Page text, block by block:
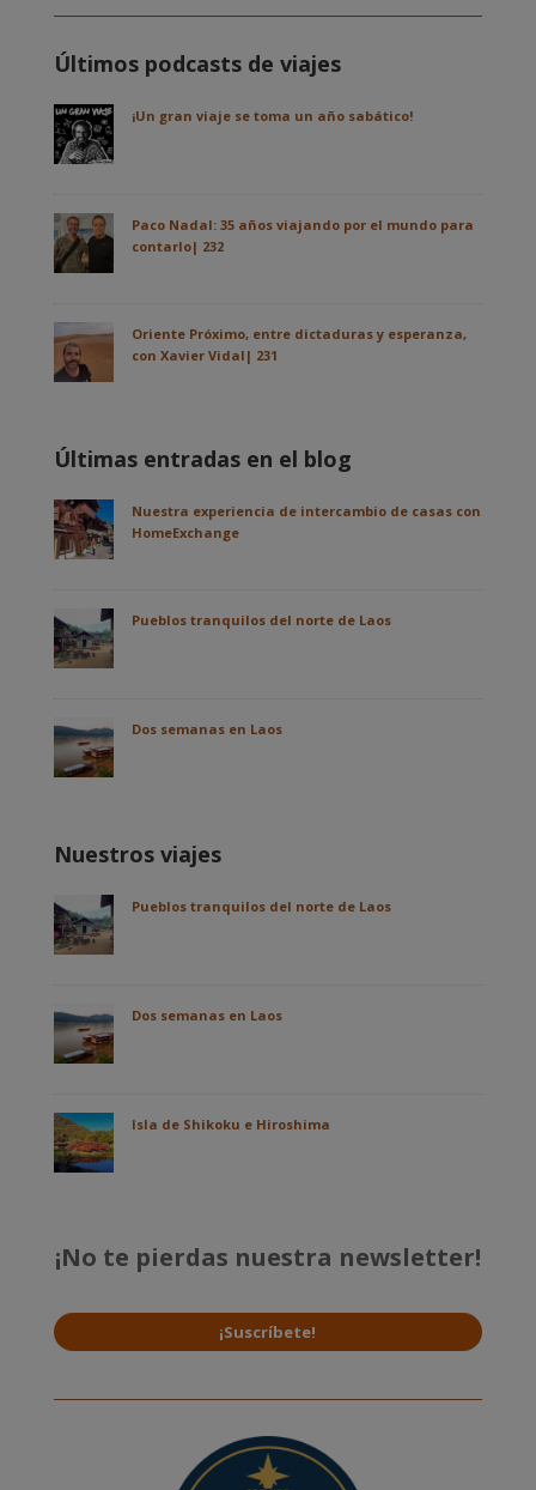
Últimos podcasts de viajes
¡Un gran viaje se toma un año sabático!
Paco Nadal: 35 años viajando por el mundo para
contarlo| 232
Oriente Próximo, entre dictaduras y esperanza,
con Xavier Vidal| 231
Últimas entradas en el blog
Nuestra experiencia de intercambio de casas con
HomeExchange
Pueblos tranquilos del norte de Laos
Dos semanas en Laos
Nuestros viajes
Pueblos tranquilos del norte de Laos
Dos semanas en Laos
Isla de Shikoku e Hiroshima
¡No te pierdas nuestra newsletter!
¡Suscríbete!